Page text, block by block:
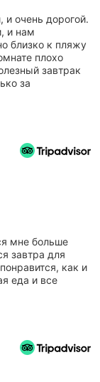
и очень дорогой.
и нам
близко к пляжу
плохо
завтрак
за
мне больше
завтра для
как и
еда и все